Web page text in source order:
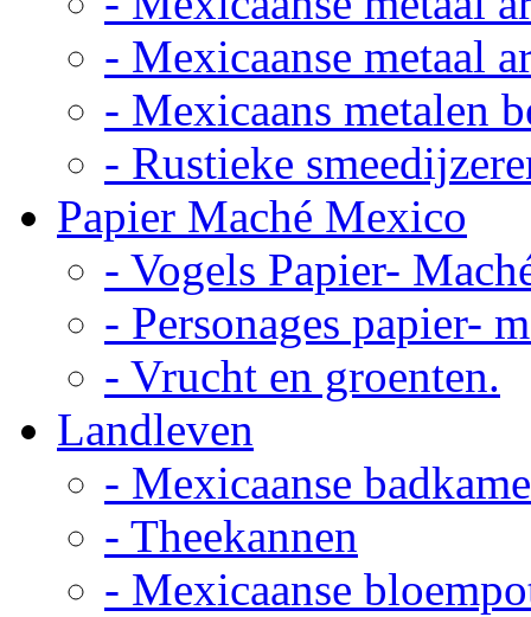
- Mexicaanse metaal
- Mexicaans metalen
- Rustieke
Papier Maché Mexico
- Vogels Papier-
- Personages papier-
- Vrucht en groenten.
Landleven
- Mexicaanse
- Theekannen
- Mexicaanse